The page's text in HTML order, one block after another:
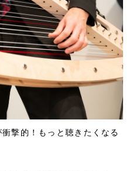
撃的！もっと聴きたくなる